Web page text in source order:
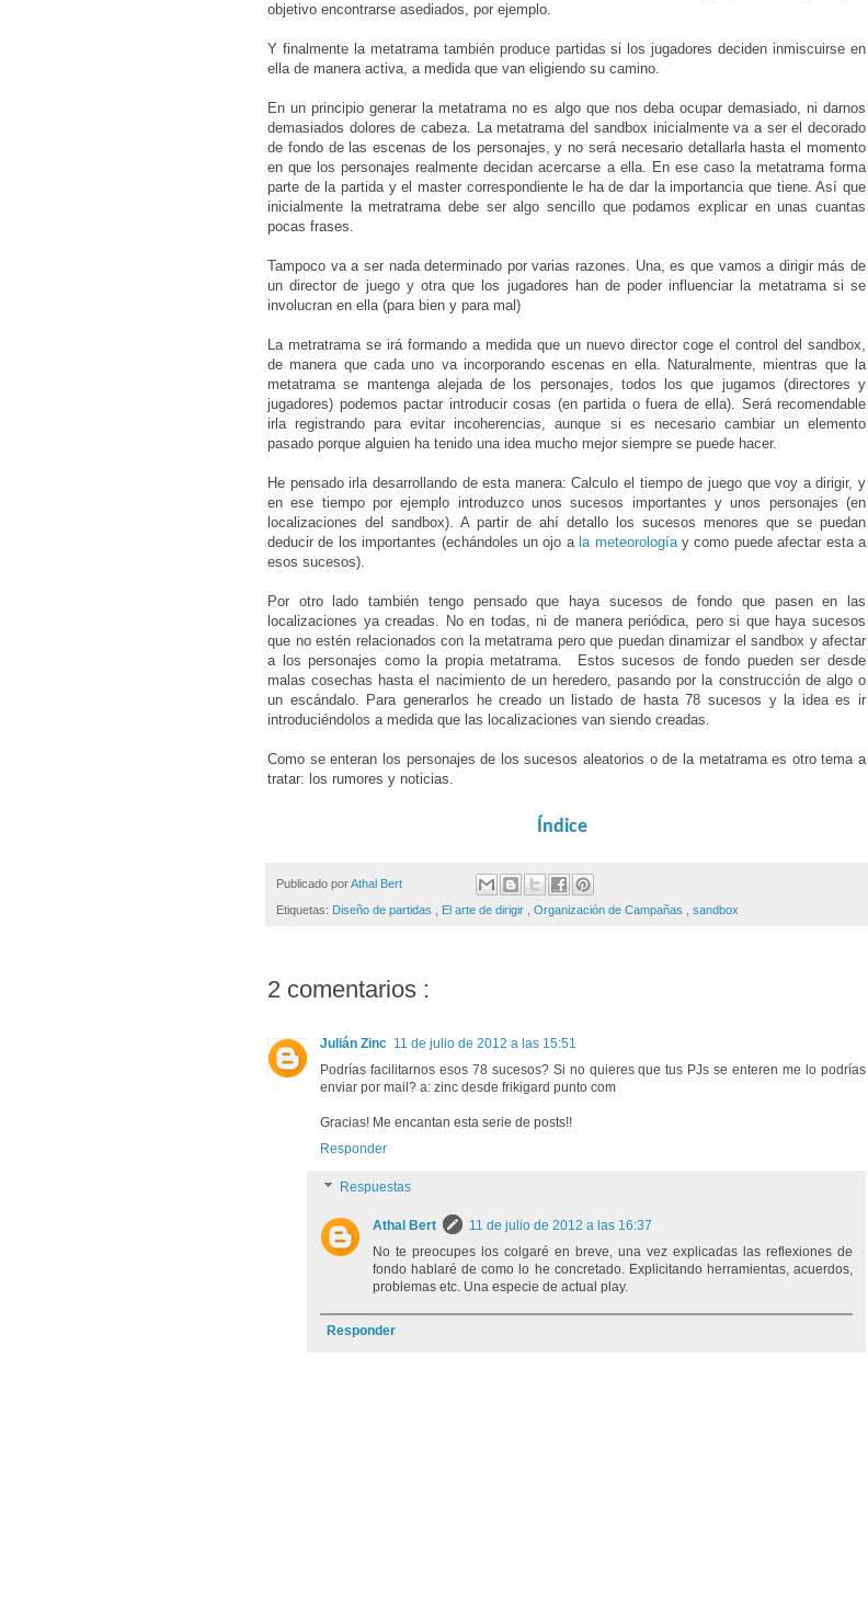
objetivo encontrarse asediados, por ejemplo.
Y finalmente la metatrama también produce partidas si los jugadores deciden inmiscuirse en
ella de manera activa, a medida que van eligiendo su camino.
En un principio generar la metatrama no es algo que nos deba ocupar demasiado, ni darnos
demasiados dolores de cabeza. La metatrama del sandbox inicialmente va a ser el decorado
de fondo de las escenas de los personajes, y no será necesario detallarla hasta el momento
en que los personajes realmente decidan acercarse a ella. En ese caso la metatrama forma
parte de la partida y el master correspondiente le ha de dar la importancia que tiene. Así que
inicialmente la metratrama debe ser algo sencillo que podamos explicar en unas cuantas
pocas frases.
Tampoco va a ser nada determinado por varias razones. Una, es que vamos a dirigir más de
un director de juego y otra que los jugadores han de poder influenciar la metatrama si se
involucran en ella (para bien y para mal)
La metratrama se irá formando a medida que un nuevo director coge el control del sandbox,
de manera que cada uno va incorporando escenas en ella. Naturalmente, mientras que la
metatrama se mantenga alejada de los personajes, todos los que jugamos (directores y
jugadores) podemos pactar introducir cosas (en partida o fuera de ella). Será recomendable
irla registrando para evitar incoherencias, aunque si es necesario cambiar un elemento
pasado porque alguien ha tenido una idea mucho mejor siempre se puede hacer.
He pensado irla desarrollando de esta manera: Calculo el tiempo de juego que voy a dirigir, y
en ese tiempo por ejemplo introduzco unos sucesos importantes y unos personajes (en
localizaciones del sandbox). A partir de ahí detallo los sucesos menores que se puedan
deducir de los importantes (echándoles un ojo a la meteorologíay como puede afectar esta a
esos sucesos).
Por otro lado también tengo pensado que haya sucesos de fondo que pasen en las
localizaciones ya creadas. No en todas, ni de manera periódica, pero si que haya sucesos
que no estén relacionados con la metatrama pero que puedan dinamizar el sandbox y afectar
a los personajes como la propia metatrama. Estos sucesos de fondo pueden ser desde
malas cosechas hasta el nacimiento de un heredero, pasando por la construcción de algo o
un escándalo. Para generarlos he creado un listado de hasta 78 sucesos y la idea es ir
introduciéndolos a medida que las localizaciones van siendo creadas.
Como se enteran los personajes de los sucesos aleatorios o de la metatrama es otro tema a
tratar: los rumores y noticias.
Índice
Publicado porAthal Bert
Etiquetas: Diseño de partidas , El arte de dirigir , Organización de Campañas , sandbox
2 comentarios :
Julián Zinc 11 de julio de 2012 a las 15:51
Podrías facilitarnos esos 78 sucesos? Si no quieres que tus PJs se enteren me lo podrías
enviar por mail? a: zinc desde frikigard punto com
Gracias! Me encantan esta serie de posts!!
Responder
Respuestas
Athal Bert
11 de julio de 2012 a las 16:37
No te preocupes los colgaré en breve, una vez explicadas las reflexiones de
fondo hablaré de como lo he concretado. Explicitando herramientas, acuerdos,
problemas etc. Una especie de actual play.
Responder